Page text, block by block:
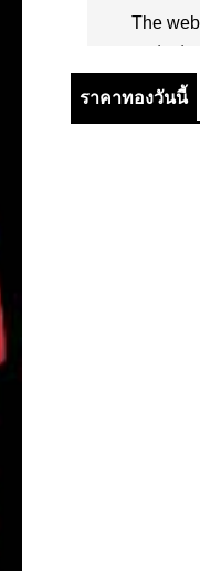
ราคาทองวันนี้